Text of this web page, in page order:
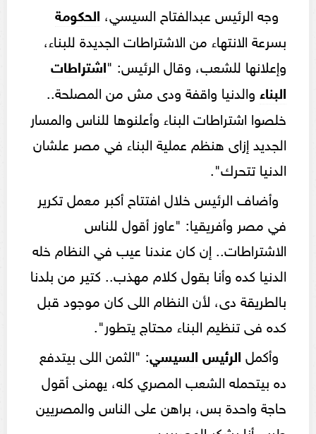
وجه الرئيس عبدالفتاح السيسي، الحكومة
بسرعة الانتهاء من الاشتراطات الجديدة للبناء،
وإعلانها للشعب، وقال الرئيس: "اشتراطات
البناء والدنيا واقفة ودى مش من المصلحة..
خلصوا اشتراطات البناء وأعلنوها للناس والمسار
الجديد إزاى هنظم عملية البناء في مصر علشان
الدنيا تتحرك".
وأضاف الرئيس خلال افتتاح أكبر معمل تكرير
في مصر وأفريقيا: "عاوز أقول للناس
الاشتراطات.. إن كان عندنا عيب في النظام خله
الدنيا كده وأنا بقول كلام مهذب.. كتير من بلدنا
بالطريقة دى، لأن النظام اللى كان موجود قبل
كده فى تنظيم البناء محتاج يتطور".
وأكمل الرئيس السيسي: "الثمن اللى بيتدفع
ده بيتحمله الشعب المصري كله، يهمنى أقول
حاجة واحدة بس، براهن على الناس والمصريين